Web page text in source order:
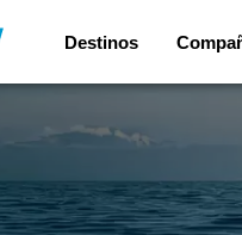
Destinos